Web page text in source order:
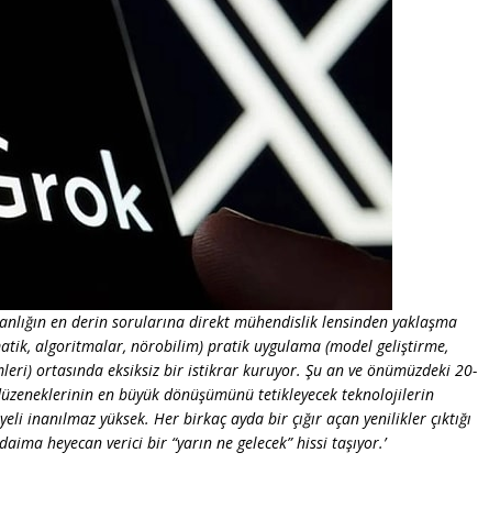
en derin sorularına direkt mühendislik lensinden yaklaşma
algoritmalar, nörobilim) pratik uygulama (model geliştirme,
ortasında eksiksiz bir istikrar kuruyor. Şu an ve önümüzdeki 20-
en büyük dönüşümünü tetikleyecek teknolojilerin
inanılmaz yüksek. Her birkaç ayda bir çığır açan yenilikler çıktığı
heyecan verici bir “yarın ne gelecek” hissi taşıyor.’